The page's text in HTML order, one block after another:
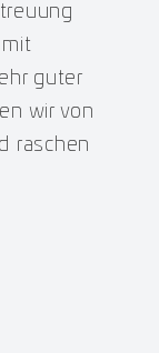
guter
wir von
raschen